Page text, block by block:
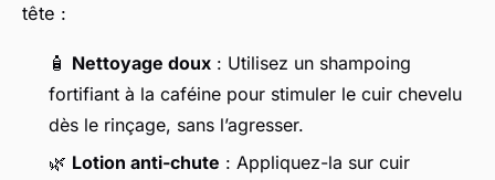
tête :
🧴 Nettoyage doux : Utilisez un shampoing
fortifiant à la caféine pour stimuler le cuir chevelu
dès le rinçage, sans l’agresser.
🌿 Lotion anti-chute : Appliquez-la sur cuir